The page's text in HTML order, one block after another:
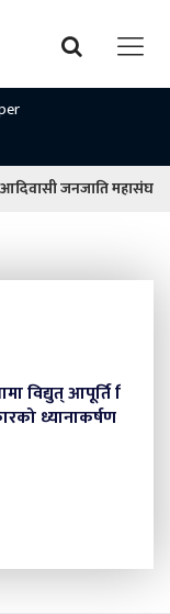
जनजाति महासंघ
नियमित